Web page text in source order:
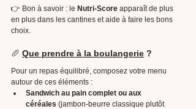
👉 Bon à savoir : le Nutri-Score apparaît de plus
en plus dans les cantines et aide à faire les bons
choix.
🥖 Que prendre à la boulangerie ?
Pour un repas équilibré, composez votre menu
autour de ces éléments :
Sandwich au pain complet ou aux
céréales (jambon-beurre classique plutôt